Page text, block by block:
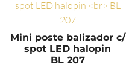
Mini poste balizador c/
spot LED halopin
BL 207